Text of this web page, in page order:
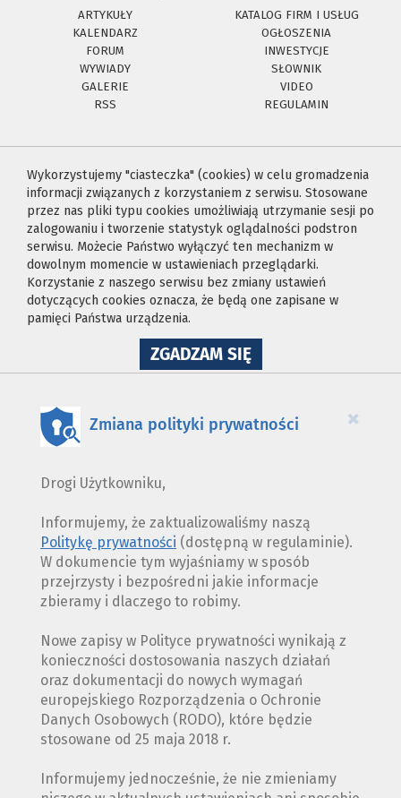
ARTYKUŁY
KATALOG FIRM I USŁUG
KALENDARZ
OGŁOSZENIA
FORUM
INWESTYCJE
WYWIADY
SŁOWNIK
GALERIE
VIDEO
RSS
REGULAMIN
Wykorzystujemy "ciasteczka" (cookies) w celu gromadzenia
informacji związanych z korzystaniem z serwisu. Stosowane
przez nas pliki typu cookies umożliwiają utrzymanie sesji po
zalogowaniu i tworzenie statystyk oglądalności podstron
serwisu. Możecie Państwo wyłączyć ten mechanizm w
dowolnym momencie w ustawieniach przeglądarki.
Korzystanie z naszego serwisu bez zmiany ustawień
dotyczących cookies oznacza, że będą one zapisane w
pamięci Państwa urządzenia.
ZGADZAM SIĘNA
WYKORZYSTANIE
×
Zmiana polityki prywatności
Drogi Użytkowniku,
Informujemy, że zaktualizowaliśmy naszą
Politykę prywatności (dostępną w regulaminie).
W dokumencie tym wyjaśniamy w sposób
przejrzysty i bezpośredni jakie informacje
zbieramy i dlaczego to robimy.
Nowe zapisy w Polityce prywatności wynikają z
konieczności dostosowania naszych działań
oraz dokumentacji do nowych wymagań
europejskiego Rozporządzenia o Ochronie
Danych Osobowych (RODO), które będzie
stosowane od 25 maja 2018 r.
Informujemy jednocześnie, że nie zmieniamy